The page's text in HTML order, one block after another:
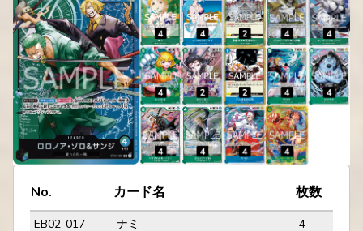
No. カード名 枚数
EB02-017 ナミ
4